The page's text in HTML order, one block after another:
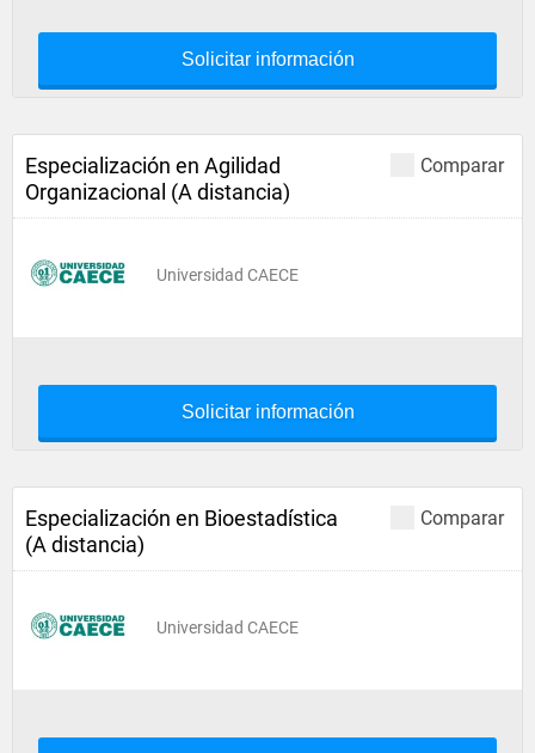
Solicitar información
Comparar
Especialización en Agilidad
Organizacional (A distancia)
Universidad CAECE
Solicitar información
Comparar
Especialización en Bioestadística
(A distancia)
Universidad CAECE